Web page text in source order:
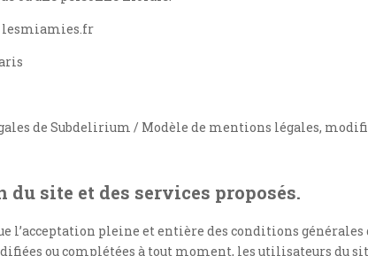
lesmiamies.fr
de Subdelirium / Modèle de mentions légales,
site et des services proposés.
pleine et entière des conditions générales
ou complétées à tout moment, les utilisateurs du